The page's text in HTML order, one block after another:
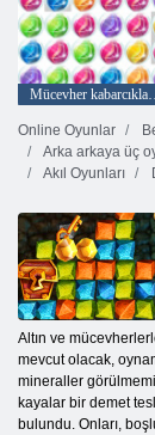
Online Oyunlar
Arka arkaya üç
Akıl Oyunları
Altın ve
mevcut olacak,
mineraller
kayalar bir demet
bulundu. Onları,